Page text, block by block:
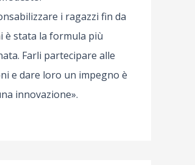
i ragazzi fin da
è stata la formula più
Farli partecipare alle
e dare loro un impegno è
innovazione».